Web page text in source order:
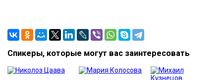
Спикеры, которые могут вас заинтересовать